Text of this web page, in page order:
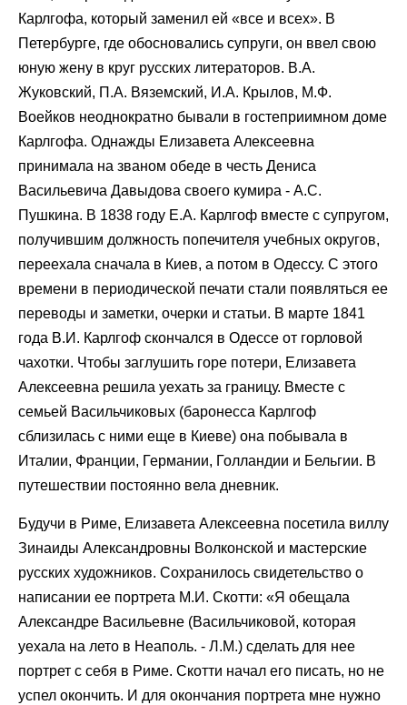
Карлгофа, который заменил ей «все и всех». В
Петербурге, где обосновались супруги, он ввел свою
юную жену в круг русских литераторов. В.А.
Жуковский, П.А. Вяземский, И.А. Крылов, М.Ф.
Воейков неоднократно бывали в гостеприимном доме
Карлгофа. Однажды Елизавета Алексеевна
принимала на званом обеде в честь Дениса
Васильевича Давыдова своего кумира - А.С.
Пушкина. В 1838 году Е.А. Карлгоф вместе с супругом,
получившим должность попечителя учебных округов,
переехала сначала в Киев, а потом в Одессу. С этого
времени в периодической печати стали появляться ее
переводы и заметки, очерки и статьи. В марте 1841
года В.И. Карлгоф скончался в Одессе от горловой
чахотки. Чтобы заглушить горе потери, Елизавета
Алексеевна решила уехать за границу. Вместе с
семьей Васильчиковых (баронесса Карлгоф
сблизилась с ними еще в Киеве) она побывала в
Италии, Франции, Германии, Голландии и Бельгии. В
путешествии постоянно вела дневник.
Будучи в Риме, Елизавета Алексеевна посетила виллу
Зинаиды Александровны Волконской и мастерские
русских художников. Сохранилось свидетельство о
написании ее портрета М.И. Скотти: «Я обещала
Александре Васильевне (Васильчиковой, которая
уехала на лето в Неаполь. - Л.М.) сделать для нее
портрет с себя в Риме. Скотти начал его писать, но не
успел окончить. И для окончания портрета мне нужно